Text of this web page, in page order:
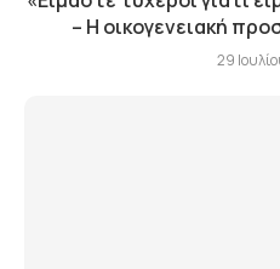
– Η οικογενειακή
29